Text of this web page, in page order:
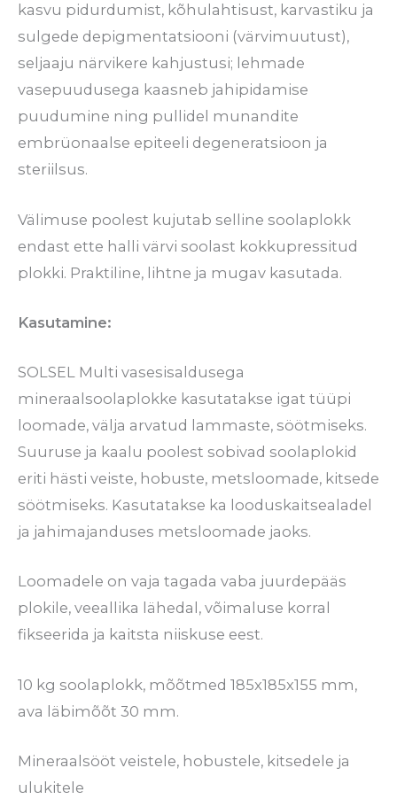
kasvu pidurdumist, kõhulahtisust, karvastiku ja
sulgede depigmentatsiooni (värvimuutust),
seljaaju närvikere kahjustusi; lehmade
vasepuudusega kaasneb jahipidamise
puudumine ning pullidel munandite
embrüonaalse epiteeli degeneratsioon ja
steriilsus.
Välimuse poolest kujutab selline soolaplokk
endast ette halli värvi soolast kokkupressitud
plokki. Praktiline, lihtne ja mugav kasutada.
Kasutamine:
SOLSEL Multi vasesisaldusega
mineraalsoolaplokke kasutatakse igat tüüpi
loomade, välja arvatud lammaste, söötmiseks.
Suuruse ja kaalu poolest sobivad soolaplokid
eriti hästi veiste, hobuste, metsloomade, kitsede
söötmiseks. Kasutatakse ka looduskaitsealadel
ja jahimajanduses metsloomade jaoks.
Loomadele on vaja tagada vaba juurdepääs
plokile, veeallika lähedal, võimaluse korral
fikseerida ja kaitsta niiskuse eest.
10 kg soolaplokk, mõõtmed 185x185x155 mm,
ava läbimõõt 30 mm.
Mineraalsööt veistele, hobustele, kitsedele ja
ulukitele